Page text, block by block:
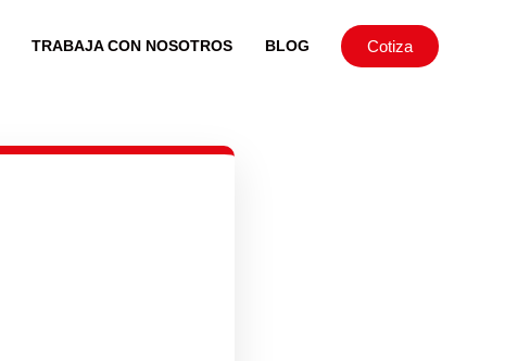
TRABAJA CON NOSOTROS BLOG Cotiza